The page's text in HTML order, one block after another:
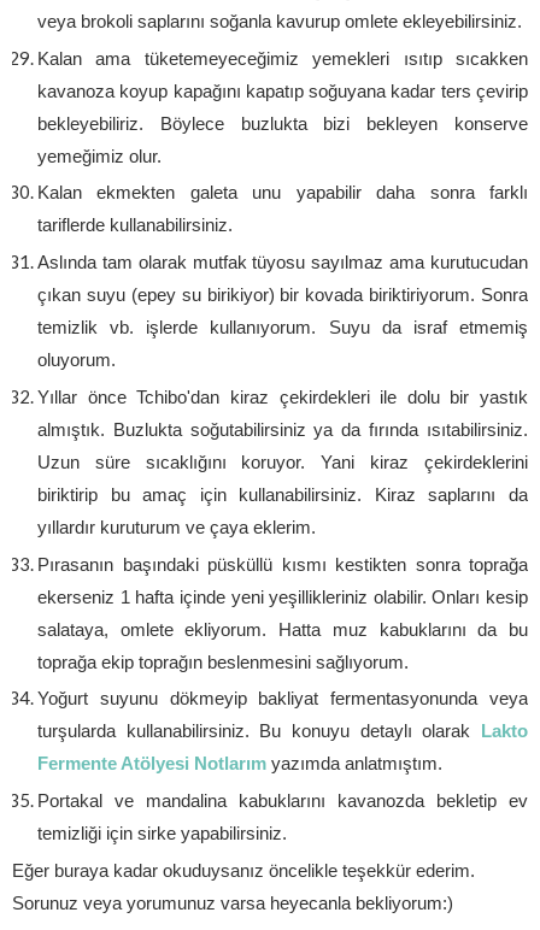
veya brokoli saplarını soğanla kavurup omlete ekleyebilirsiniz.
Kalan ama tüketemeyeceğimiz yemekleri ısıtıp sıcakken
kavanoza koyup kapağını kapatıp soğuyana kadar ters çevirip
bekleyebiliriz. Böylece buzlukta bizi bekleyen konserve
yemeğimiz olur.
Kalan ekmekten galeta unu yapabilir daha sonra farklı
tariflerde kullanabilirsiniz.
Aslında tam olarak mutfak tüyosu sayılmaz ama kurutucudan
çıkan suyu (epey su birikiyor) bir kovada biriktiriyorum. Sonra
temizlik vb. işlerde kullanıyorum. Suyu da israf etmemiş
oluyorum.
Yıllar önce Tchibo'dan kiraz çekirdekleri ile dolu bir yastık
almıştık. Buzlukta soğutabilirsiniz ya da fırında ısıtabilirsiniz.
Uzun süre sıcaklığını koruyor. Yani kiraz çekirdeklerini
biriktirip bu amaç için kullanabilirsiniz. Kiraz saplarını da
yıllardır kuruturum ve çaya eklerim.
Pırasanın başındaki püsküllü kısmı kestikten sonra toprağa
ekerseniz 1 hafta içinde yeni yeşillikleriniz olabilir. Onları kesip
salataya, omlete ekliyorum. Hatta muz kabuklarını da bu
toprağa ekip toprağın beslenmesini sağlıyorum.
Yoğurt suyunu dökmeyip bakliyat fermentasyonunda veya
turşularda kullanabilirsiniz. Bu konuyu detaylı olarak
Lakto
Fermente Atölyesi Notlarım yazımda anlatmıştım.
Portakal ve mandalina kabuklarını kavanozda bekletip ev
temizliği için sirke yapabilirsiniz.
Eğer buraya kadar okuduysanız öncelikle teşekkür ederim.
Sorunuz veya yorumunuz varsa heyecanla bekliyorum:)